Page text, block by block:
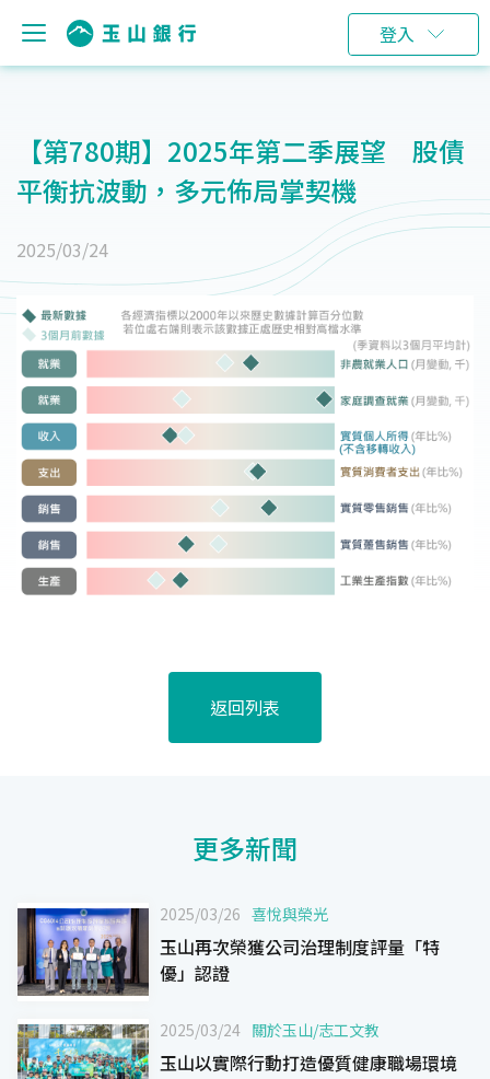
登入
【第780期】2025年第二季展望 股債
平衡抗波動，多元佈局掌契機
2025/03/24
返回列表
更多新聞
2025/03/26 喜悅與榮光
玉山再次榮獲公司治理制度評量「特
優」認證
2025/03/24 關於玉山/志工文教
玉山以實際行動打造優質健康職場環境